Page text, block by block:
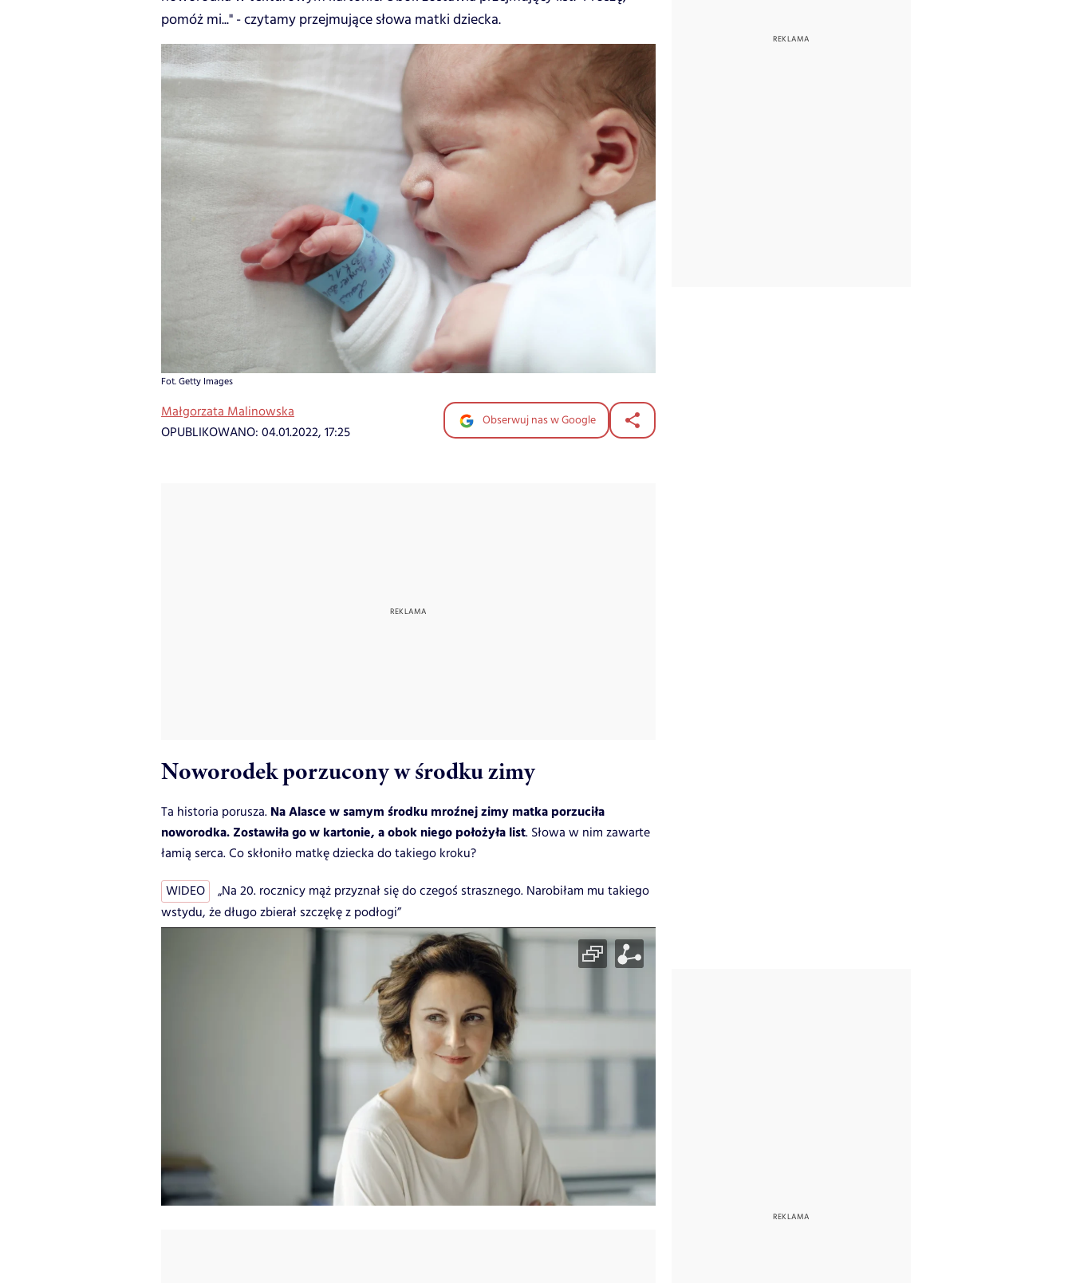
pomóż mi..." - czytamy przejmujące słowa matki dziecka.
Fot. Getty Images
Małgorzata Malinowska
OPUBLIKOWANO: 04.01.2022, 17:25
Obserwuj nas w Google
Noworodek porzucony w środku zimy
Ta historia porusza. Na Alasce w samym środku mroźnej zimy matka porzuciła
noworodka. Zostawiła go w kartonie, a obok niego położyła list. Słowa w nim zawarte
łamią serca. Co skłoniło matkę dziecka do takiego kroku?
WIDEO
„Na 20. rocznicy mąż przyznał się do czegoś strasznego. Narobiłam mu takiego
wstydu, że długo zbierał szczękę z podłogi”